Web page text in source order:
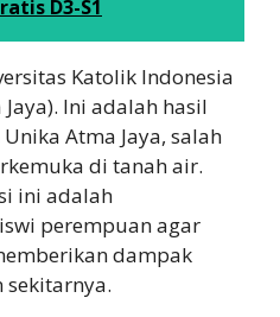
D3-S1
Katolik Indonesia
Ini adalah hasil
Atma Jaya, salah
di tanah air.
ini adalah
perempuan agar
dampak